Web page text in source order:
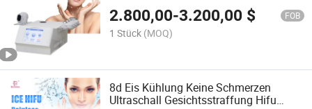
2.800,00-3.200,00 $ FOB
1 Stück (MOQ)
8d Eis Kühlung Keine Schmerzen
Ultraschall Gesichtsstraffung Hifu